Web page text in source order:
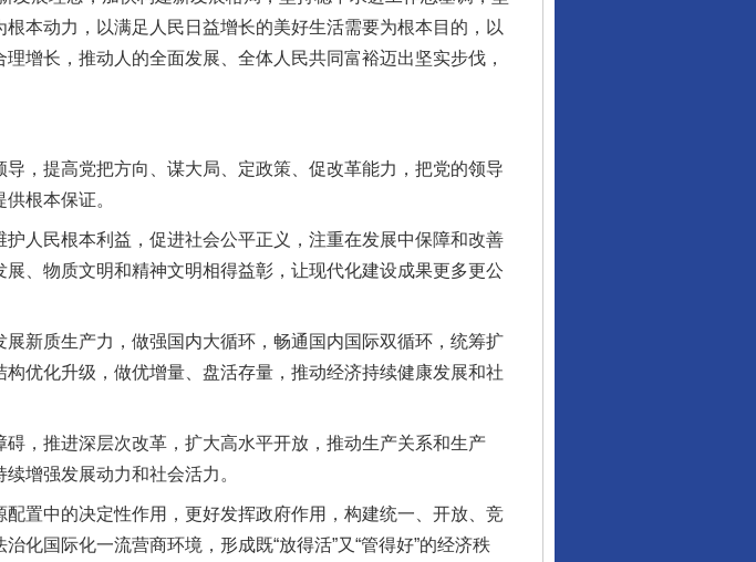
本动力，以满足人民日益增长的美好生活需要为根本目的，以
增长，推动人的全面发展、全体人民共同富裕迈出坚实步伐，
提高党把方向、谋大局、定政策、促改革能力，把党的领导
根本保证。
民根本利益，促进社会公平正义，注重在发展中保障和改善
、物质文明和精神文明相得益彰，让现代化建设成果更多更公
质生产力，做强国内大循环，畅通国内国际双循环，统筹扩
优化升级，做优增量、盘活存量，推动经济持续健康发展和社
推进深层次改革，扩大高水平开放，推动生产关系和生产
增强发展动力和社会活力。
中的决定性作用，更好发挥政府作用，构建统一、开放、竞
化国际化一流营商环境，形成既“放得活”又“管得好”的经济秩